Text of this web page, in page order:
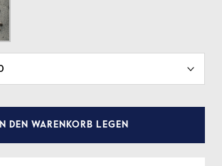
IN DEN WARENKORB LEGEN